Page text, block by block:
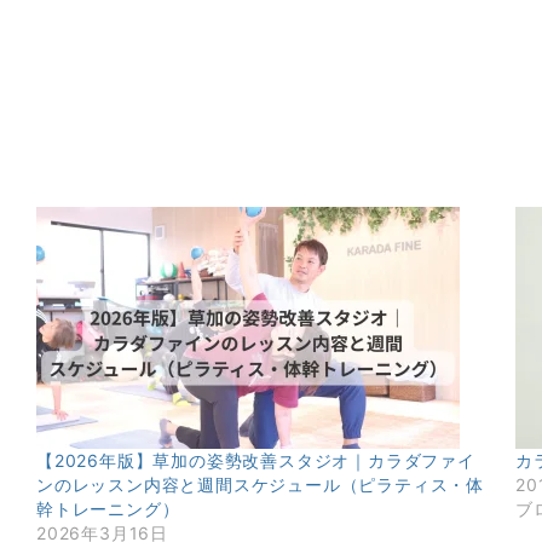
【2026年版】草加の姿勢改善スタジオ｜カラダファイ
ンのレッスン内容と週間スケジュール（ピラティス・体
幹トレーニング）
2026年3月16日
カ
ブ